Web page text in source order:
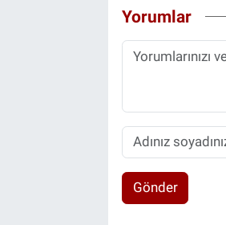
Yorumlar
Gönder